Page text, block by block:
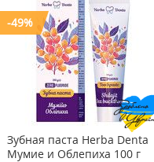
-49%
Зубная паста Herba Denta
Мумие и Облепиха 100 г